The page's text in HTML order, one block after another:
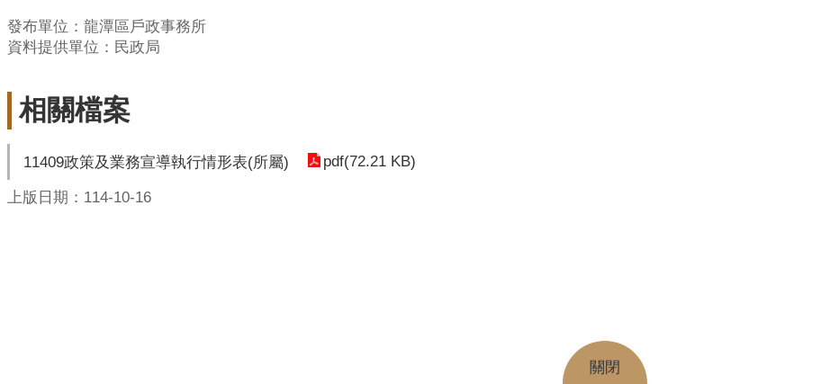
發布單位：龍潭區戶政事務所
資料提供單位：民政局
相關檔案
11409政策及業務宣導執行情形表(所屬) pdf(72.21 KB)
上版日期：114-10-16
關閉